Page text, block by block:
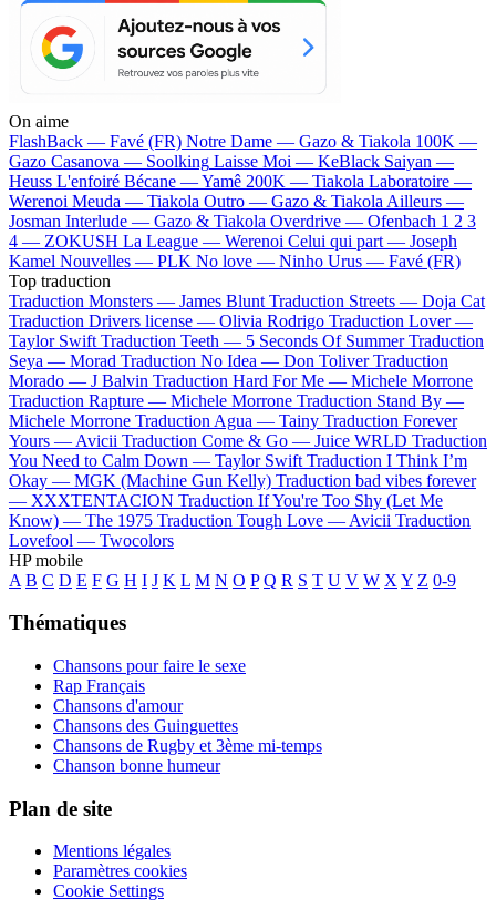
On aime
FlashBack — Favé (FR) Notre Dame — Gazo & Tiakola 100K —
Gazo Casanova — Soolking Laisse Moi — KeBlack Saiyan —
Heuss L'enfoiré Bécane —Yamê 200K — Tiakola Laboratoire —
Werenoi Meuda — Tiakola Outro — Gazo & Tiakola Ailleurs —
Josman Interlude — Gazo & Tiakola Overdrive — Ofenbach 1 2 3
4 — ZOKUSH La League — Werenoi Celui qui part — Joseph
Kamel Nouvelles — PLK No love — Ninho Urus — Favé (FR)
Top traduction
Traduction Monsters — James Blunt Traduction Streets — Doja Cat
Traduction Drivers license — Olivia Rodrigo Traduction Lover —
Taylor Swift Traduction Teeth — 5 Seconds Of Summer Traduction
Seya — Morad Traduction No Idea — Don Toliver Traduction
Morado — J Balvin Traduction Hard For Me — Michele Morrone
Traduction Rapture — Michele Morrone Traduction Stand By —
Michele Morrone Traduction Agua — Tainy Traduction Forever
Yours — Avicii Traduction Come & Go — Juice WRLD Traduction
You Need to Calm Down — Taylor Swift Traduction I Think I’m
Okay — MGK (Machine Gun Kelly) Traduction bad vibes forever
— XXXTENTACION Traduction If You're Too Shy (Let Me
Know) — The 1975 Traduction Tough Love — Avicii Traduction
Lovefool — Twocolors
HP mobile
A B C D E F G H I J K L M N O P Q R S T U V W X Y Z 0-9
Thématiques
Chansons pour faire le sexe
Rap Français
Chansons d'amour
Chansons des Guinguettes
Chansons de Rugby et 3ème mi-temps
Chanson bonne humeur
Plan de site
Mentions légales
Paramètres cookies
Cookie Settings